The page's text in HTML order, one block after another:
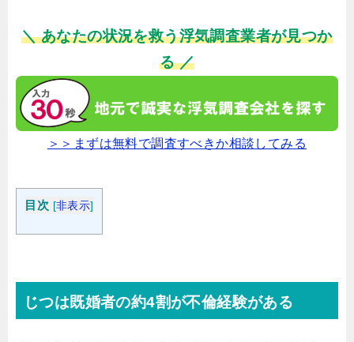
＼ あなたの状況を救う浮気調査業者が見つか
る ／
＞＞まずは無料で調査すべきか相談してみる
目次 [非表示]
じつは既婚者の約4割が不倫経験がある